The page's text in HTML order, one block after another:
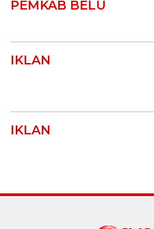
PEMKAB BELU
IKLAN
IKLAN